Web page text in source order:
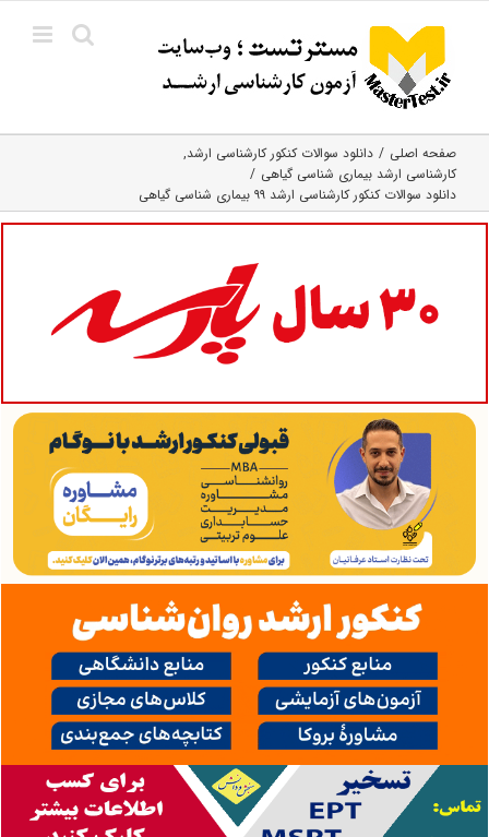
content
صفحه اصلی
دانلود سوالات کنکور کارشناسی ارشد
کارشناسی ارشد بیماری‌ شناسی گیاهی
دانلود سوالات کنکور کارشناسی ارشد ۹۹ بیماری شناسی گیاهی